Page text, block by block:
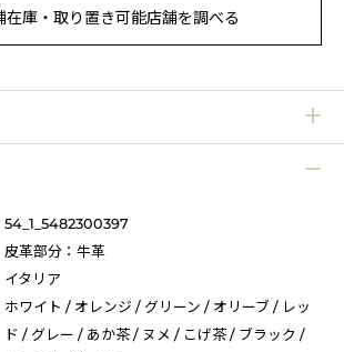
在庫・取り置き可能店舗を調べる
54_1_5482300397
皮革部分：牛革
イタリア
ホワイト / オレンジ / グリーン / オリーブ / レッ
ド / グレー / あか茶 / ヌメ / こげ茶 / ブラック /